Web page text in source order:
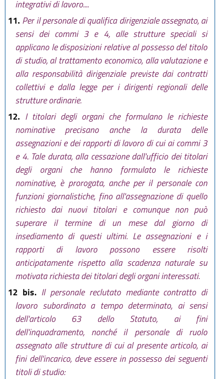
integrativi di lavoro....
11. Per il personale di qualifica dirigenziale assegnato, ai
sensi dei commi 3 e 4, alle strutture speciali si
applicano le disposizioni relative al possesso del titolo
di studio, al trattamento economico, alla valutazione e
alla responsabilità dirigenziale previste dai contratti
collettivi e dalla legge per i dirigenti regionali delle
strutture ordinarie.
12. I titolari degli organi che formulano le richieste
nominative precisano anche la durata delle
assegnazioni e dei rapporti di lavoro di cui ai commi 3
e 4. Tale durata, alla cessazione dall'ufficio dei titolari
degli organi che hanno formulato le richieste
nominative, è prorogata, anche per il personale con
funzioni giornalistiche, fino all'assegnazione di quello
richiesto dai nuovi titolari e comunque non può
superare il termine di un mese dal giorno di
insediamento di questi ultimi. Le assegnazioni e i
rapporti di lavoro possono essere risolti
anticipatamente rispetto alla scadenza naturale su
motivata richiesta dei titolari degli organi interessati.
12 bis. Il personale reclutato mediante contratto di
lavoro subordinato a tempo determinato, ai sensi
dell'articolo 63 dello Statuto, ai fini
dell'inquadramento, nonché il personale di ruolo
assegnato alle strutture di cui al presente articolo, ai
fini dell'incarico, deve essere in possesso dei seguenti
titoli di studio: